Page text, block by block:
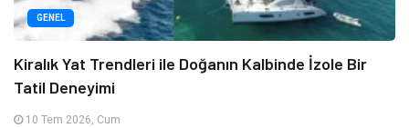
GENEL
Kiralık Yat Trendleri ile Doğanın Kalbinde İzole Bir
Tatil Deneyimi
10 Tem 2026, Cum